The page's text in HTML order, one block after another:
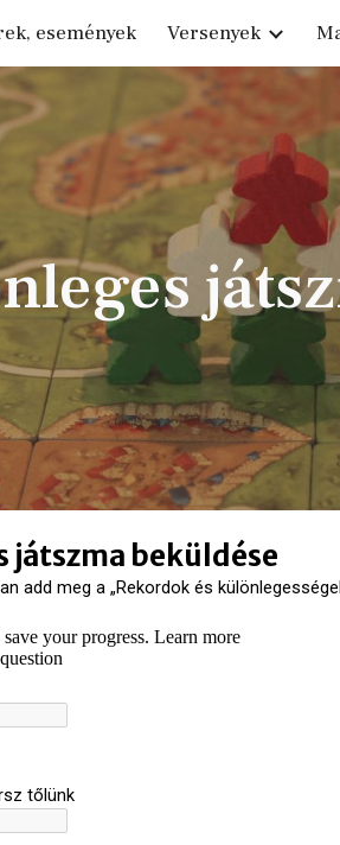
Skip to main content
események Versenyek